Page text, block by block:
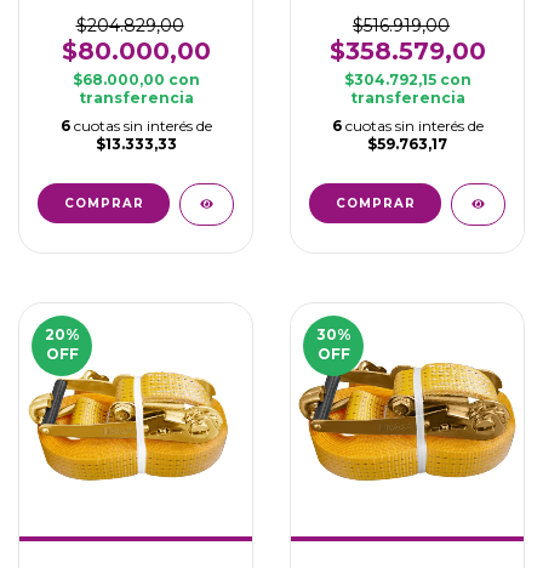
$204.829,00
$80.000,00
$68.000,00 con
transferencia
6 cuotas sin interés de
$13.333,33
$516.919,00
$358.579,00
$304.792,15 con
transferencia
6 cuotas sin interés de
$59.763,17
20%
OFF
30%
OFF